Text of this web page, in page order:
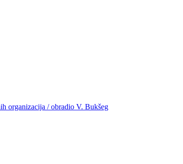
organizacija / obradio V. Bukšeg